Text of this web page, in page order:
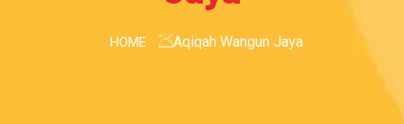
HOME Aqiqah Wangun Jaya